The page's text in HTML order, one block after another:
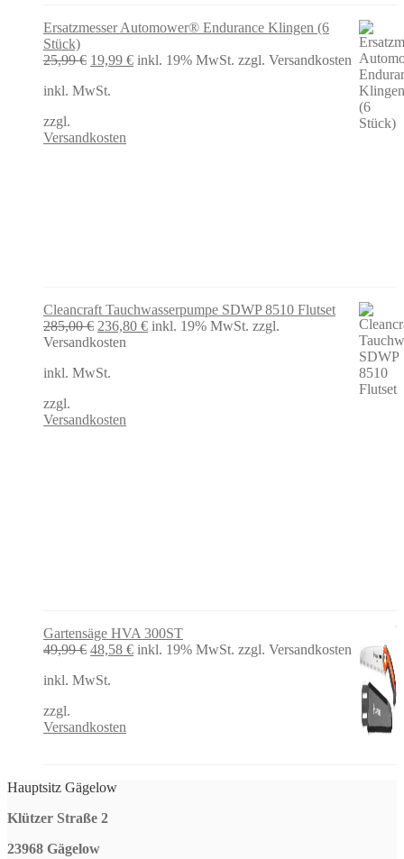
Ersatzmesser Automower® Endurance Klingen (6
Stück)
25,99€ Ursprünglicher
war:
19,99 €Aktueller
inkl. 19% MwSt. zzgl. Versandkosten
inkl. MwSt.
zzgl.
Versandkosten
Cleancraft Tauchwasserpumpe SDWP 8510 Flutset
285,00€ Ursprünglicher
Preis
285,00 €
236,80 €Aktueller
inkl. 19% MwSt. zzgl.
Versandkosten
inkl. MwSt.
zzgl.
Versandkosten
Gartensäge HVA 300ST
49,99€ Ursprünglicher
war:
48,58 €Aktueller
inkl. 19% MwSt. zzgl. Versandkosten
inkl. MwSt.
zzgl.
Versandkosten
Hauptsitz Gägelow
Klützer Straße 2
23968 Gägelow